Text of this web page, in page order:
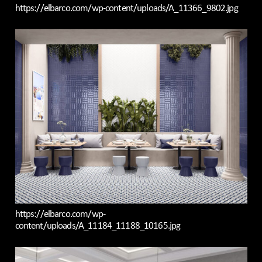
https://elbarco.com/wp-content/uploads/A_11366_9802.jpg
https://elbarco.com/wp-
content/uploads/A_11184_11188_10165.jpg